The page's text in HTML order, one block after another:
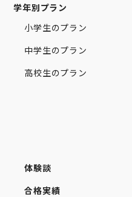
学年別プラン
小学生のプラン
中学生のプラン
高校生のプラン
体験談
合格実績